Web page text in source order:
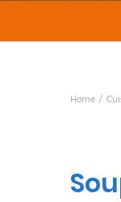
Home